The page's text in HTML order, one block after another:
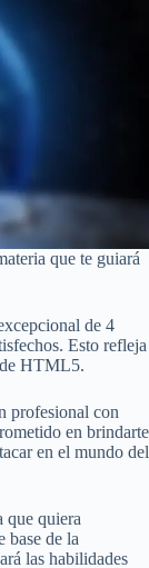
que te guiará
de 4
Esto refleja
de HTML5.
profesional con
en brindarte
en el mundo del
que quiera
base de la
las habilidades